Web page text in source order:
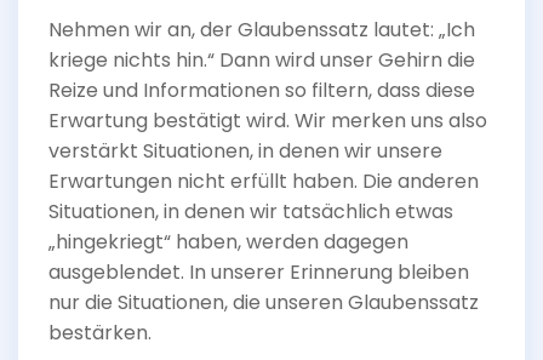
Nehmen wir an, der Glaubenssatz lautet: „Ich
kriege nichts hin.“ Dann wird unser Gehirn die
Reize und Informationen so filtern, dass diese
Erwartung bestätigt wird. Wir merken uns also
verstärkt Situationen, in denen wir unsere
Erwartungen nicht erfüllt haben. Die anderen
Situationen, in denen wir tatsächlich etwas
„hingekriegt“ haben, werden dagegen
ausgeblendet. In unserer Erinnerung bleiben
nur die Situationen, die unseren Glaubenssatz
bestärken.